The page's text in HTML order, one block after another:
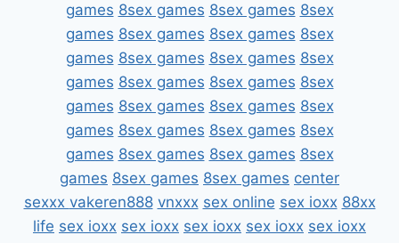
games 8sex games 8sex games 8sex
games 8sex games 8sex games 8sex
games 8sex games 8sex games 8sex
games 8sex games 8sex games 8sex
games 8sex games 8sex games 8sex
games 8sex games 8sex games 8sex
games 8sex games 8sex games 8sex
games 8sex games 8sex games center
sexxx vakeren888 vnxxx sex online sex ioxx 88xx
life sex ioxx sex ioxx sex ioxx sex ioxx sex ioxx